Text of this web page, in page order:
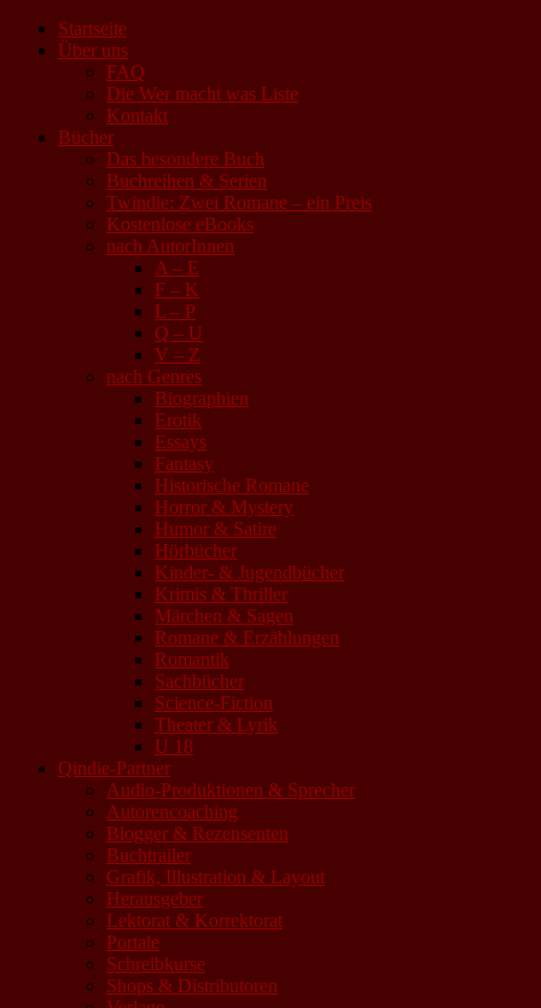
Startseite
Über uns
FAQ
Die Wer macht was Liste
Kontakt
Bücher
Das besondere Buch
Buchreihen & Serien
Twindie: Zwei Romane – ein Preis
Kostenlose eBooks
nach AutorInnen
A – E
F – K
L – P
Q – U
V – Z
nach Genres
Biographien
Erotik
Essays
Fantasy
Historische Romane
Horror & Mystery
Humor & Satire
Hörbücher
Kinder- & Jugendbücher
Krimis & Thriller
Märchen & Sagen
Romane & Erzählungen
Romantik
Sachbücher
Science-Fiction
Theater & Lyrik
U 18
Qindie-Partner
Audio-Produktionen & Sprecher
Autorencoaching
Blogger & Rezensenten
Buchtrailer
Grafik, Illustration & Layout
Herausgeber
Lektorat & Korrektorat
Portale
Schreibkurse
Shops & Distributoren